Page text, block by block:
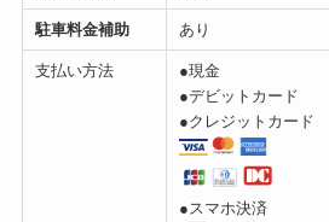
駐車料金補助 あり
支払い方法
●現金
●デビットカード
●クレジットカード
●スマホ決済